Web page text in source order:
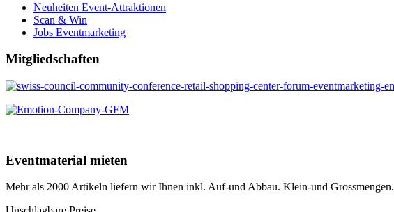
Neuheiten Event-Attraktionen
Scan & Win
Jobs Eventmarketing
Mitgliedschaften
Eventmaterial mieten
Mehr als 2000 Artikeln liefern wir Ihnen inkl. Auf-und Abbau. Klein-und Grossmengen.